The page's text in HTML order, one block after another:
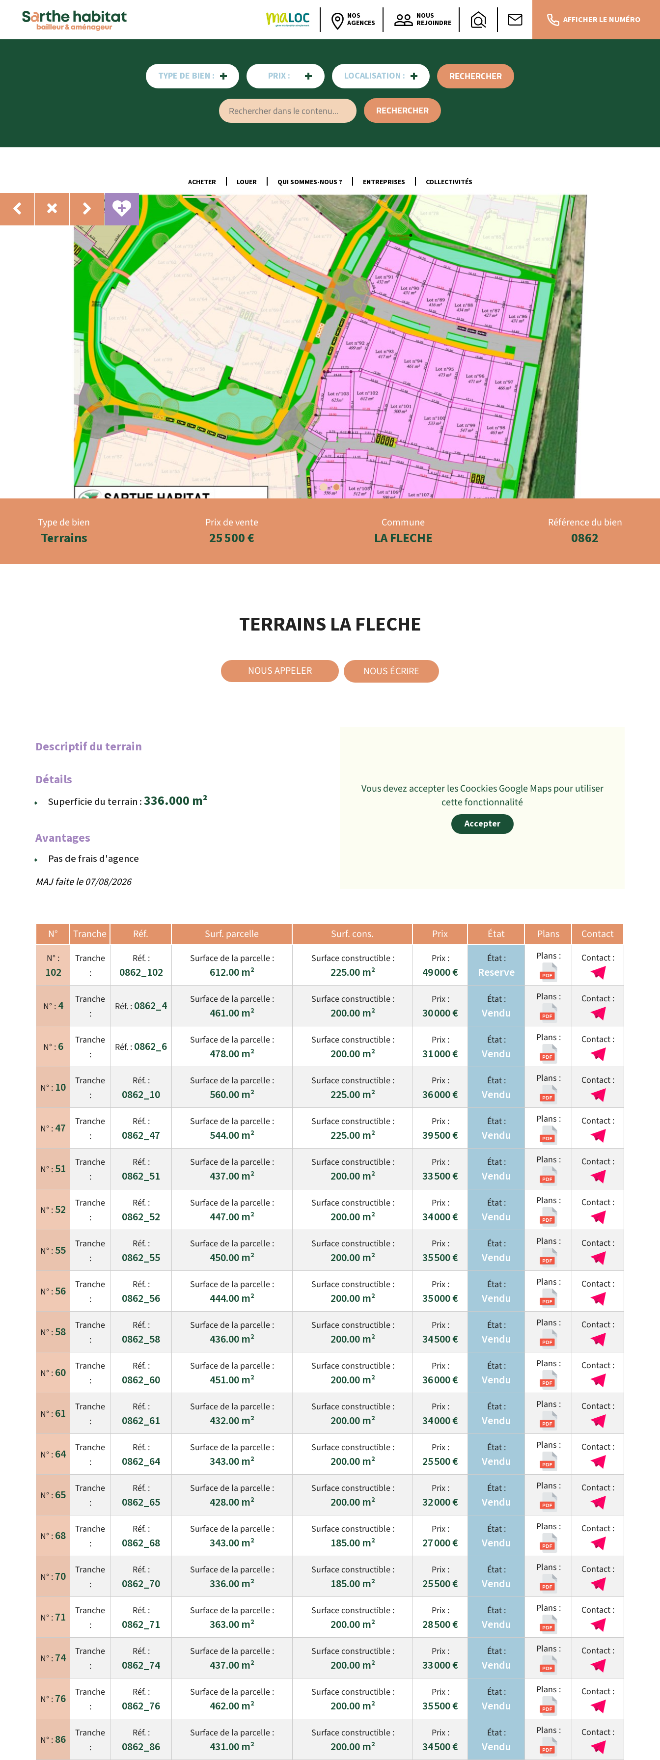
NOS
AGENCES
NOUS
REJOINDRE AFFICHER LE NUMÉRO
TYPE DE BIEN : PRIX : LOCALISATION :
ACHETER LOUER QUI SOMMES-NOUS ? ENTREPRISES COLLECTIVITÉS
Type de bien
Terrains
Prix de vente
25 500 €
Commune
LA FLECHE
Référence du bien
0862
TERRAINS LA FLECHE
NOUS APPELER02
NOUS ÉCRIRE
Descriptif du terrain
Détails
Superficie du terrain :336.000 m²
Avantages
Pas de frais d'agence
MAJ faite le 07/08/2026
Vous devez accepter les Coockies Google Maps pour utiliser
cette fonctionnalité
Accepter
N° Tranche Réf. Surf. parcelle Surf. cons. Prix État Plans Contact
102 0862_102 612.00 225.00 49 000 € Reserve
4 0862_4 461.00 200.00 30 000 € Vendu
6 0862_6 478.00 200.00 31 000 € Vendu
10 0862_10 560.00 225.00 36 000 € Vendu
47 0862_47 544.00 225.00 39 500 € Vendu
51 0862_51 437.00 200.00 33 500 € Vendu
52 0862_52 447.00 200.00 34 000 € Vendu
55 0862_55 450.00 200.00 35 500 € Vendu
56 0862_56 444.00 200.00 35 000 € Vendu
58 0862_58 436.00 200.00 34 500 € Vendu
60 0862_60 451.00 200.00 36 000 € Vendu
61 0862_61 432.00 200.00 34 000 € Vendu
64 0862_64 343.00 200.00 25 500 € Vendu
65 0862_65 428.00 200.00 32 000 € Vendu
68 0862_68 343.00 185.00 27 000 € Vendu
70 0862_70 336.00 185.00 25 500 € Vendu
71 0862_71 363.00 200.00 28 500 € Vendu
74 0862_74 437.00 200.00 33 000 € Vendu
76 0862_76 462.00 200.00 35 500 € Vendu
86 0862_86 431.00 200.00 34 500 € Vendu